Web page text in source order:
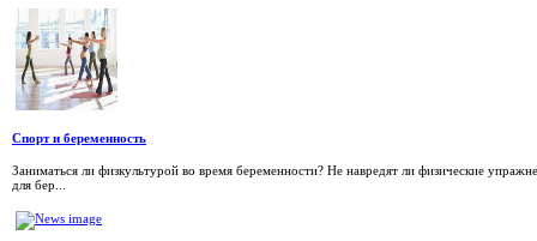
Спорт и беременность
Заниматься ли физкультурой во время беременности? Не навредят ли физические
для бер...